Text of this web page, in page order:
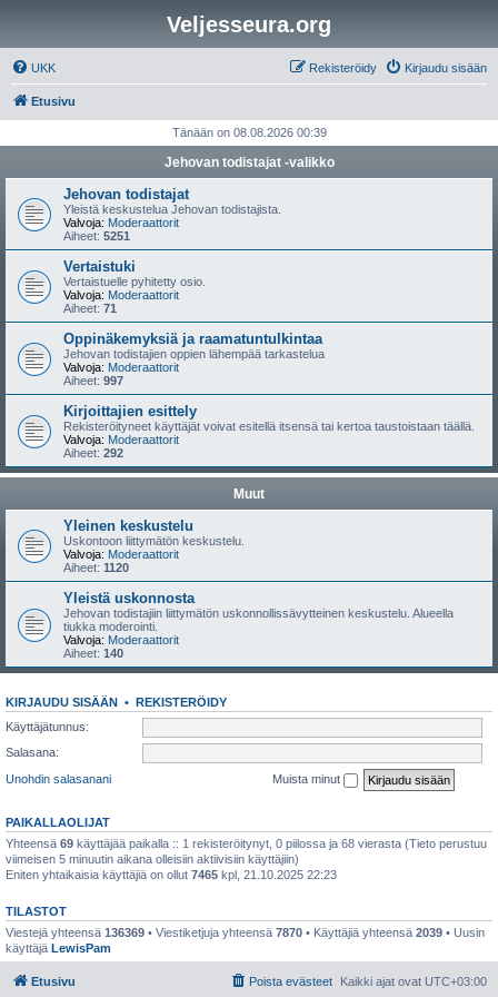
Veljesseura.org
UKK Kirjaudu sisään
Rekisteröidy
Etusivu
Tänään on 08.08.2026 00:39
Jehovan todistajat -valikko
Jehovan todistajat
Yleistä keskustelua Jehovan todistajista.
Valvoja: Moderaattorit
Aiheet: 5251
Vertaistuki
Vertaistuelle pyhitetty osio.
Valvoja: Moderaattorit
Aiheet: 71
Oppinäkemyksiä ja raamatuntulkintaa
Jehovan todistajien oppien lähempää tarkastelua
Valvoja: Moderaattorit
Aiheet: 997
Kirjoittajien esittely
Rekisteröityneet käyttäjät voivat esitellä itsensä tai kertoa taustoistaan täällä.
Valvoja: Moderaattorit
Aiheet: 292
Muut
Yleinen keskustelu
Uskontoon liittymätön keskustelu.
Valvoja: Moderaattorit
Aiheet: 1120
Yleistä uskonnosta
Jehovan todistajiin liittymätön uskonnollissävytteinen keskustelu. Alueella
tiukka moderointi.
Valvoja: Moderaattorit
Aiheet: 140
KIRJAUDU SISÄÄN • REKISTERÖIDY
Käyttäjätunnus:
Salasana:
Unohdin salasanani
Muista minut
PAIKALLAOLIJAT
Yhteensä 69 käyttäjää paikalla :: 1 rekisteröitynyt, 0 piilossa ja 68 vierasta (Tieto perustuu
viimeisen 5 minuutin aikana olleisiin aktiivisiin käyttäjiin)
Eniten yhtaikaisia käyttäjiä on ollut 7465 kpl, 21.10.2025 22:23
TILASTOT
Viestejä yhteensä 136369 • Viestiketjuja yhteensä 7870 • Käyttäjiä yhteensä 2039 • Uusin
käyttäjä LewisPam
Etusivu Kaikki ajat ovat UTC+03:00
Poista evästeet